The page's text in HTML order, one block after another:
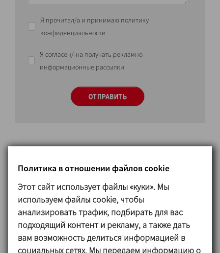
Я прочитал/а и принимаю политику
конфиденциальности
Я согласен/-на получать рекламно-
информационные рассылки
ОТПРАВИТЬ
Принцип работы
Система STERIPIG є високогігієнічним рішенням,
оскільки ніякий компонент не залишає і не
проникає в установку. Сфера маніпулюється
магнітом ззовні. У процесі миття CIP при
Политика в отношении файлов cookie
Этот сайт использует файлы «куки». Мы
используем файлы cookie, чтобы
анализировать трафик, подбирать для вас
подходящий контент и рекламу, а также дать
вам возможность делиться информацией в
социальных сетях. Мы передаем информацию о